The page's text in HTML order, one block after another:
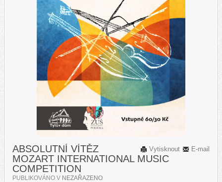
E-mail
Vytisknout
ABSOLUTNÍ VÍTĚZ
MOZART INTERNATIONAL MUSIC
COMPETITION
PUBLIKOVÁNO V NEZAŘAZENO